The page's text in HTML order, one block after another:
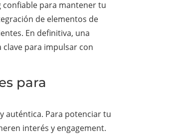
para mantener tu
de elementos de
En definitiva, una
para impulsar con
para
auténtica. Para potenciar tu
interés y engagement.